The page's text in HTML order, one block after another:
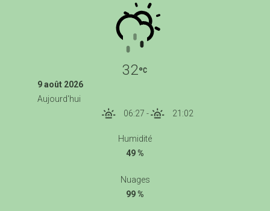
32
9 août 2026
Aujourd'hui
06:27 - 21:02
Humidité
49 %
Nuages
99 %